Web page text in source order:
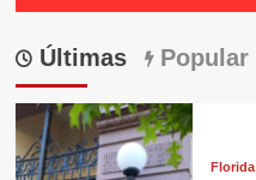
Últimas Popular
Florida